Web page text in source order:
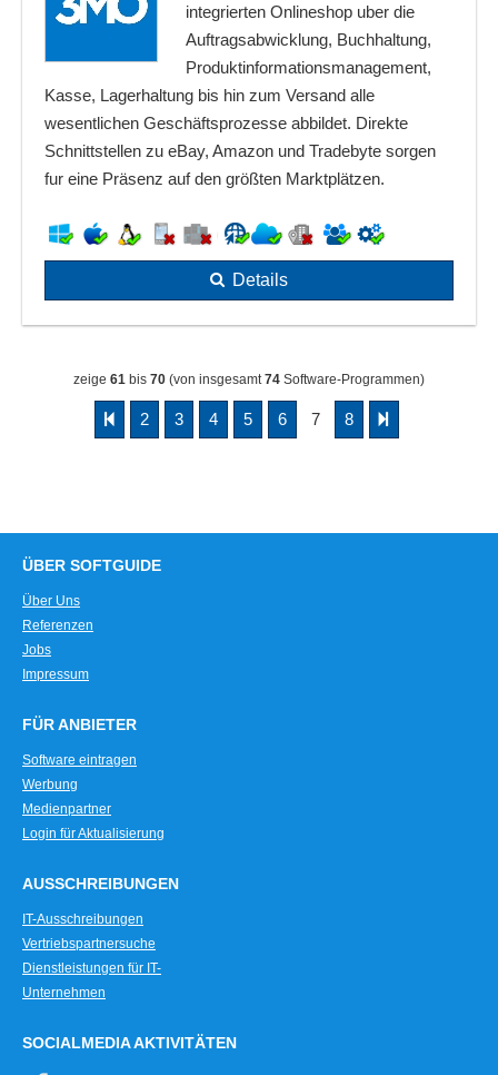
integrierten Onlineshop uber die
Auftragsabwicklung, Buchhaltung,
Produktinformationsmanagement,
Kasse, Lagerhaltung bis hin zum Versand alle
wesentlichen Geschäftsprozesse abbildet. Direkte
Schnittstellen zu eBay, Amazon und Tradebyte sorgen
fur eine Präsenz auf den größten Marktplätzen.
Details
zeige 61 bis 70 (von insgesamt74 Software-Programmen)
2 3 4 5 6 7 8
ÜBER SOFTGUIDE
Über Uns
Referenzen
Jobs
Impressum
FÜR ANBIETER
Software eintragen
Werbung
Medienpartner
Login für Aktualisierung
AUSSCHREIBUNGEN
IT-Ausschreibungen
Vertriebspartnersuche
Dienstleistungen für IT-
Unternehmen
SOCIALMEDIA AKTIVITÄTEN